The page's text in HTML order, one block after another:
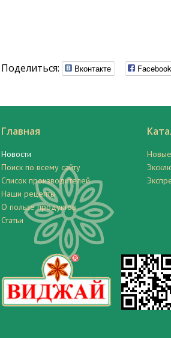
Поделиться: Вконтакте Facebook
Главная
Новости
Поиск по всему сайту
Список производителей
Наши рецепты
О пользе продуктов
Статьи
Новые